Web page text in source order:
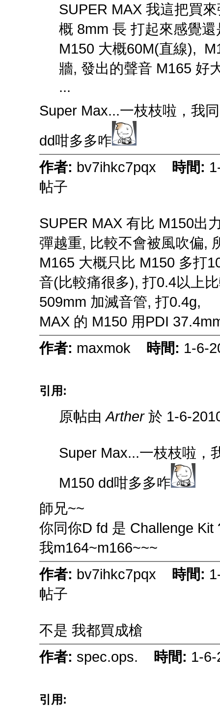
SUPER MAX 我這把買
概 8mm 長 打起來感覺
M150 大概60M(直線),
牆, 發出的聲音 M165 好
...
Super Max...一枝枝啦，我
dd咁多多咋
作者: bv7ihkc7pqx 時間:
帖子
SUPER MAX 有比 M150出
彈越重, 比較不會被風吹偏,
M165 大概只比 M150 多打
音(比較痛很多), 打0.4以上
509mm 加滅音管, 打0.4g,
MAX 的 M150 用PDI
作者: maxmok 時間: 1-6-
引用:
原帖由Arther於 1-6-
Super Max...一枝枝啦，
M150 dd咁多多咋
師兄~~
你同你D fd 是 Challenge Kit
我m164~m166~~~
作者: bv7ihkc7pqx 時間:
帖子
不是 我都買成槍
作者: spec.ops. 時間: 1-
引用: